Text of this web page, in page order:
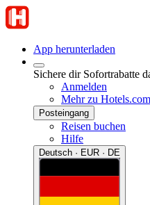
App herunterladen
Sichere dir Sofortrabatte
Anmelden
Mehr zu
Posteingang
Reisen buchen
Hilfe
Deutsch · EUR · DE